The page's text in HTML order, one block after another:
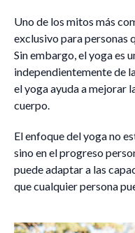
Uno de los mitos más
exclusivo para personas
Sin embargo, el yoga es
independientemente de
el yoga ayuda a mejorar
cuerpo.
El enfoque del yoga no
sino en el progreso
puede adaptar a las
que cualquier persona